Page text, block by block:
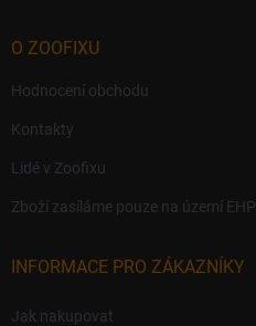
O ZOOFIXU
Hodnocení obchodu
Kontakty
Lidé v Zoofixu
Zboží zasíláme pouze na území EHP
INFORMACE PRO ZÁKAZNÍKY
Jak nakupovat